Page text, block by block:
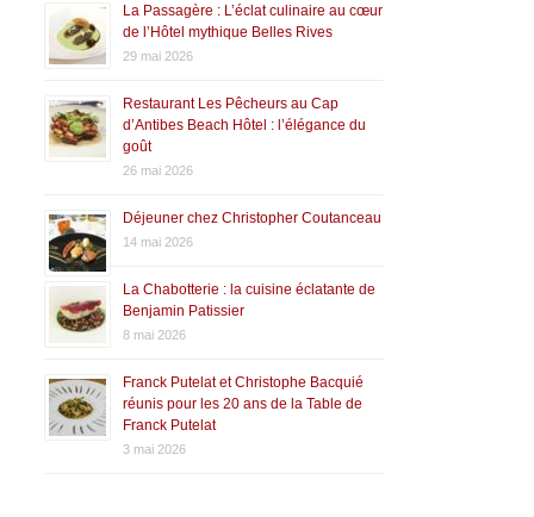
La Passagère : L’éclat culinaire au cœur
de l’Hôtel mythique Belles Rives
29 mai 2026
Restaurant Les Pêcheurs au Cap
d’Antibes Beach Hôtel : l’élégance du
goût
26 mai 2026
Déjeuner chez Christopher Coutanceau
14 mai 2026
La Chabotterie : la cuisine éclatante de
Benjamin Patissier
8 mai 2026
Franck Putelat et Christophe Bacquié
réunis pour les 20 ans de la Table de
Franck Putelat
3 mai 2026